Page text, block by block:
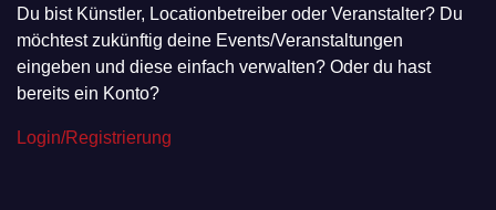
Du bist Künstler, Locationbetreiber oder Veranstalter? Du
möchtest zukünftig deine Events/Veranstaltungen
eingeben und diese einfach verwalten? Oder du hast
bereits ein Konto?
Login/Registrierung